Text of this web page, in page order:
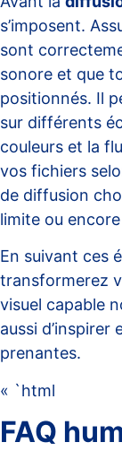
s’imposent.
sont
sonore et que
positionnés. Il
sur différents
couleurs et la
vos fichiers
de diffusion
limite ou
En suivant ces
transformerez
visuel capable
aussi d’inspirer
prenantes.
« `html
FAQ